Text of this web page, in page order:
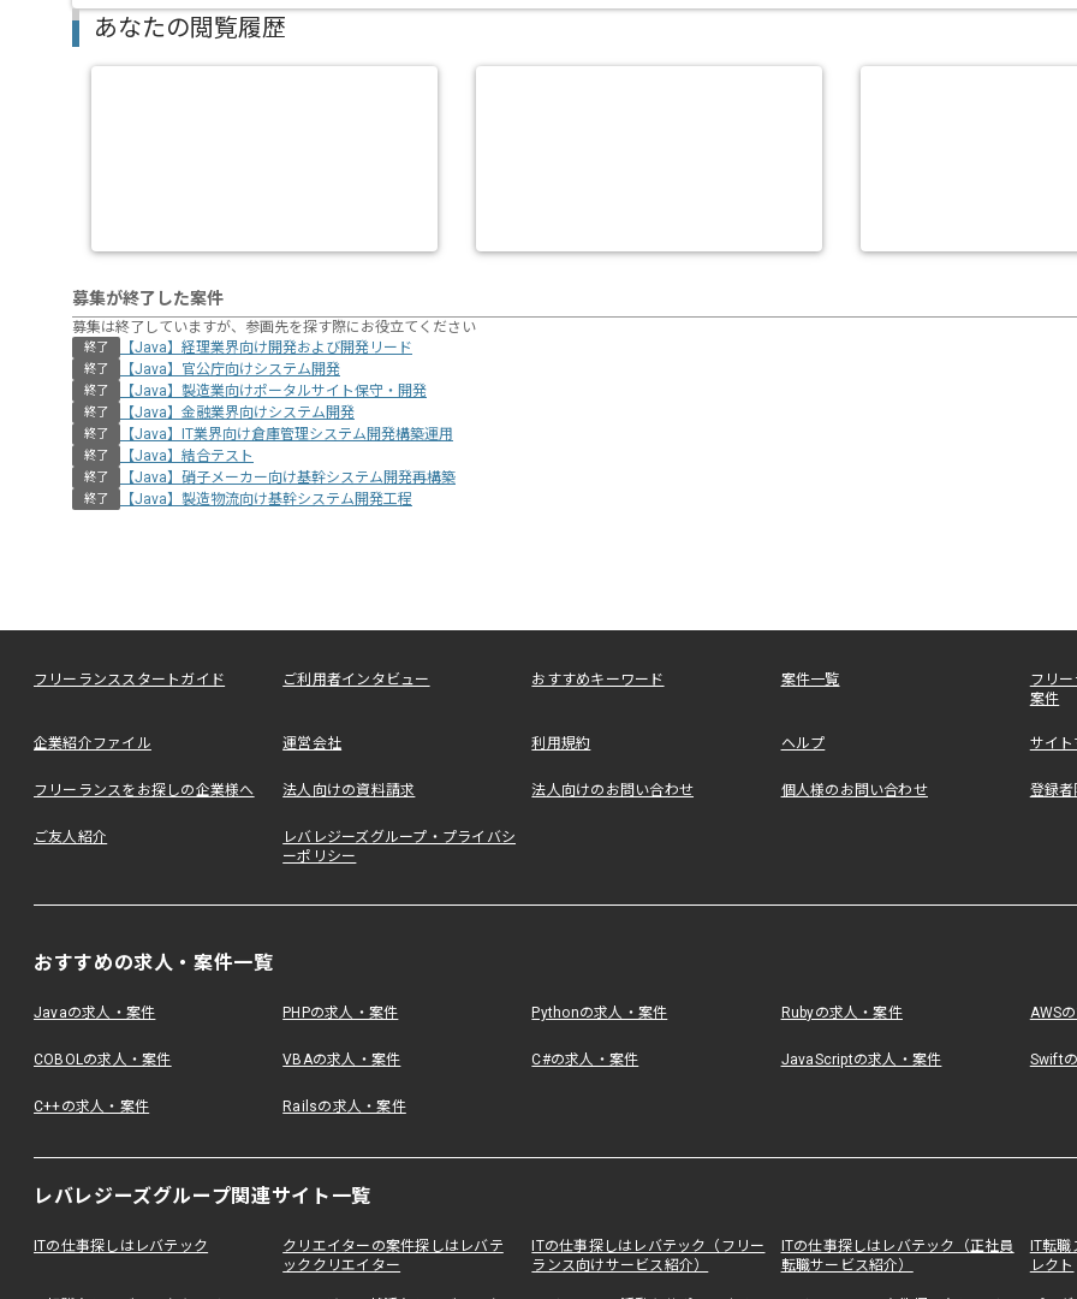
あなたの閲覧履歴
募集が終了した案件
募集は終了していますが、参画先を探す際にお役立てください
終了 【Java】経理業界向け開発および開発リード
終了 【Java】官公庁向けシステム開発
終了 【Java】製造業向けポータルサイト保守・開発
終了 【Java】金融業界向けシステム開発
終了 【Java】IT業界向け倉庫管理システム開発構築運用
終了 【Java】結合テスト
終了 【Java】硝子メーカー向け基幹システム開発再構築
終了 【Java】製造物流向け基幹システム開発工程
フリーランススタートガイド ご利用者インタビュー おすすめキーワード 案件一覧
フリ
案件
企業紹介ファイル 運営会社 利用規約 ヘルプ サイ
フリーランスをお探しの企業様へ 法人向けの資料請求 法人向けのお問い合わせ 個人様のお問い合わせ 登録者
ご友人紹介
レバレジーズグループ・プライバシ
ーポリシー
おすすめの求人・案件一覧
Javaの求人・案件 PHPの求人・案件 Pythonの求人・案件 Rubyの求人・案件 AWS
COBOLの求人・案件 VBAの求人・案件 C#の求人・案件 JavaScriptの求人・案件 Swift
C++の求人・案件 Railsの求人・案件
レバレジーズグループ関連サイト一覧
ITの仕事探しはレバテック
クリエイターの案件探しはレバテ
ッククリエイター
ITの仕事探しはレバテック（フリー
ランス向けサービス紹介）
ITの仕事探しはレバテック（正社員
転職サービス紹介）
IT転
レクト